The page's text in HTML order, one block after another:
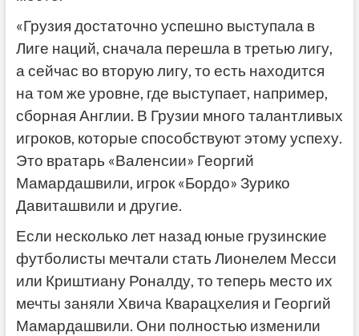
«Грузия достаточно успешно выступала в
Лиге наций, сначала перешла в третью лигу,
а сейчас во вторую лигу, то есть находится
на том же уровне, где выступает, например,
сборная Англии. В Грузии много талантливых
игроков, которые способствуют этому успеху.
Это вратарь «Валенсии» Георгий
Мамардашвили, игрок «Бордо» Зурико
Давиташвили и другие.
Если несколько лет назад юные грузинские
футболисты мечтали стать Лионелем Месси
или Криштиану Роналду, то теперь место их
мечты заняли Хвича Кварацхелия и Георгий
Мамардашвили. Они полностью изменили